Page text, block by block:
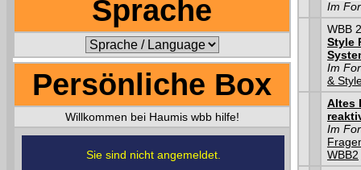
Sprache
Persönliche Box
Willkommen bei Haumis wbb hilfe!
Sie sind nicht angemeldet.
Im
WBB
Style
Im
&
Altes
Im
WBB2